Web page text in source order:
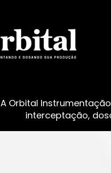
A Orbital
interceptação,